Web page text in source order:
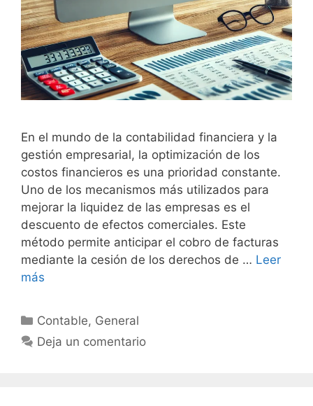
En el mundo de la contabilidad financiera y la
gestión empresarial, la optimización de los
costos financieros es una prioridad constante.
Uno de los mecanismos más utilizados para
mejorar la liquidez de las empresas es el
descuento de efectos comerciales. Este
método permite anticipar el cobro de facturas
mediante la cesión de los derechos de … Leer
más
Categorías
Contable, General
Deja un comentario